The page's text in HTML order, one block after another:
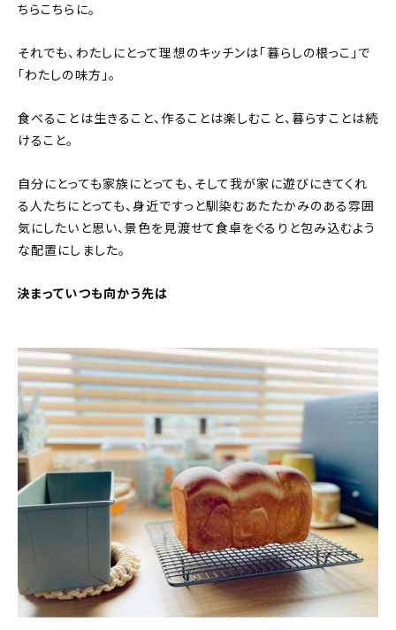
ちらこちらに。
それでも、わたしにとって理想のキッチンは「暮らしの根っこ」で
「わたしの味方」。
食べることは生きること、作ることは楽しむこと、暮らすことは続
けること。
自分にとっても家族にとっても、そして我が家に遊びにきてくれ
る人たちにとっても、身近ですっと馴染むあたたかみのある雰囲
気にしたいと思い、景色を見渡せて食卓をぐるりと包み込むよう
な配置にしました。
決まっていつも向かう先は